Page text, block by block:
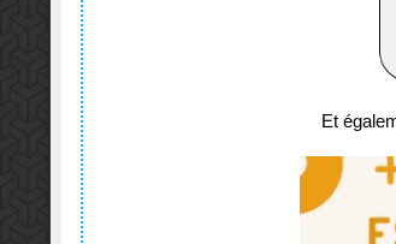
Et